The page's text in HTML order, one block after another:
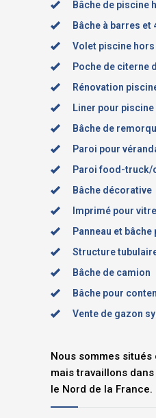
Bâche de piscine
Bâche à barres et
Volet piscine hors
Poche de citerne
Rénovation
Liner pour
Bâche de
Paroi pour
Paroi food-truck/
Bâche décorative
Imprimé pour vitre
Panneau et
Structure
Bâche de camion
Bâche pour
Vente de gazon
Nous sommes
mais travaillons
le Nord de la France.